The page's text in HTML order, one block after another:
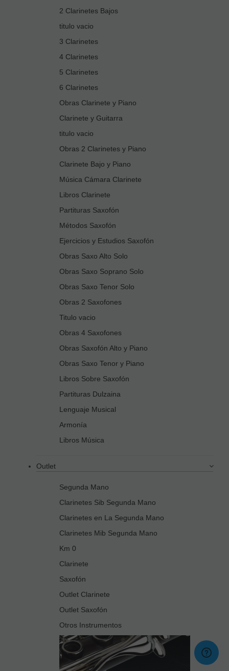
2 Clarinetes Bajos
titulo vacio
3 Clarinetes
4 Clarinetes
5 Clarinetes
6 Clarinetes
Obras Clarinete y Piano
Clarinete y Guitarra
titulo vacio
Obras 2 Clarinetes y Piano
Clarinete Bajo y Piano
Música Cámara Clarinete
Libros Clarinete
Partituras Saxofón
Métodos Saxofón
Ejercicios y Estudios Saxofón
Obras Saxo Alto Solo
Obras Saxo Soprano Solo
Obras Saxo Tenor Solo
Obras 2 Saxofones
Titulo vacio
Obras 4 Saxofones
Obras Saxofón Alto y Piano
Obras Saxo Tenor y Piano
Libros Sobre Saxofón
Partituras Dulzaina
Lenguaje Musical
Armonía
Libros Música
Outlet
Segunda Mano
Clarinetes Sib Segunda Mano
Clarinetes en La Segunda Mano
Clarinetes Mib Segunda Mano
Km 0
Clarinete
Saxofón
Outlet Clarinete
Outlet Saxofón
Otros Instrumentos